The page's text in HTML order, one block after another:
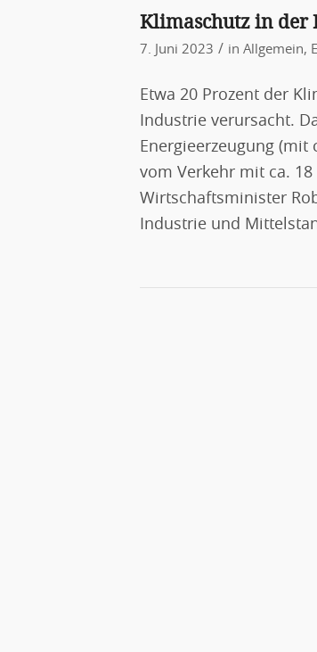
Klimaschutz in
7. Juni 2023 / in Allgemein,
Etwa 20 Prozent der
Industrie verursacht.
Energieerzeugung
vom Verkehr mit ca.
Wirtschaftsminister
Industrie und